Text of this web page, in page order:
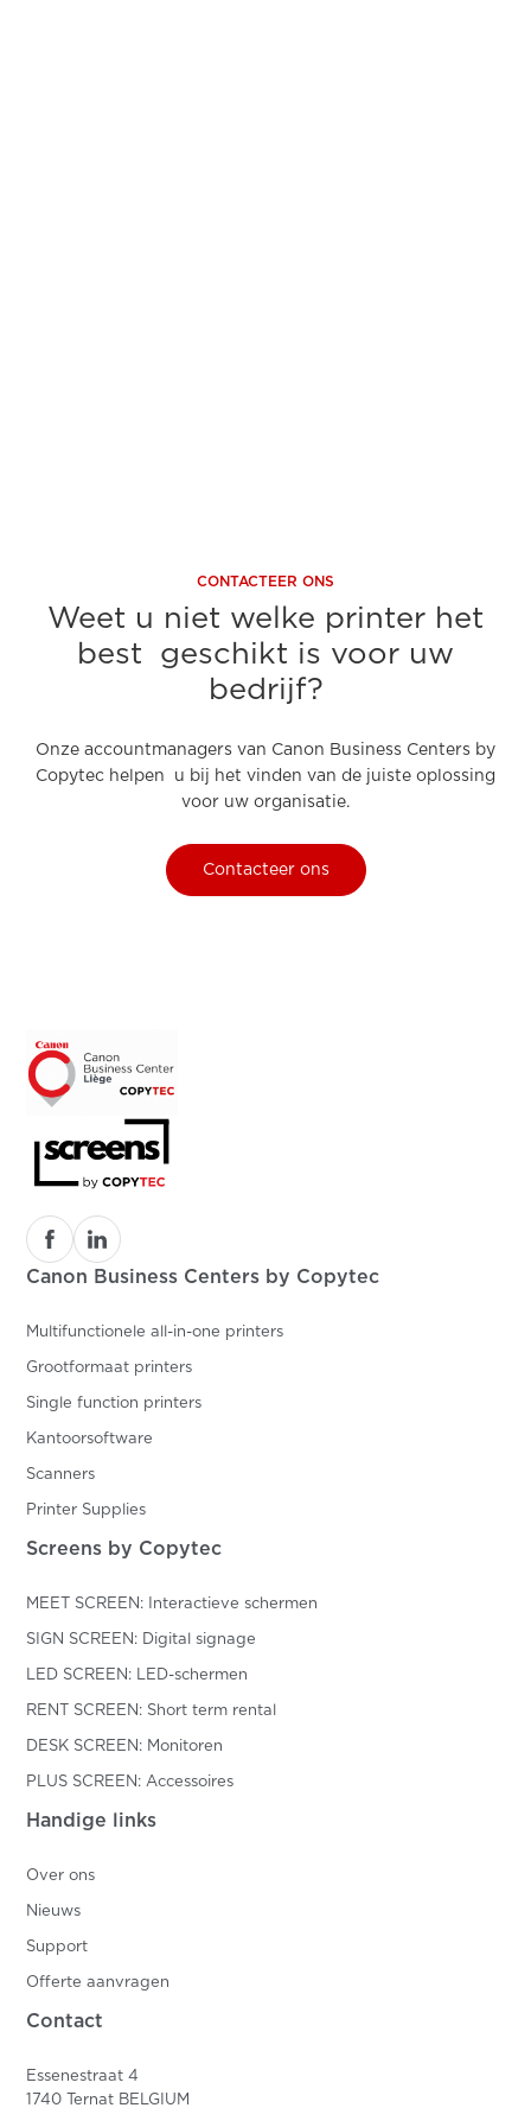
CONTACTEER ONS
Weet u niet welke printer het
best geschikt is voor uw
bedrijf?
Onze accountmanagers van Canon Business Centers by
Copytec helpen u bij het vinden van de juiste oplossing
voor uw organisatie.
Contacteer ons
Canon Business Centers by Copytec
Multifunctionele all-in-one printers
Grootformaat printers
Single function printers
Kantoorsoftware
Scanners
Printer Supplies
Screens by Copytec
MEET SCREEN: Interactieve schermen
SIGN SCREEN: Digital signage
LED SCREEN: LED-schermen
RENT SCREEN: Short term rental
DESK SCREEN: Monitoren
PLUS SCREEN: Accessoires
Handige links
Over ons
Nieuws
Support
Offerte aanvragen
Contact
Essenestraat 4
1740 Ternat BELGIUM